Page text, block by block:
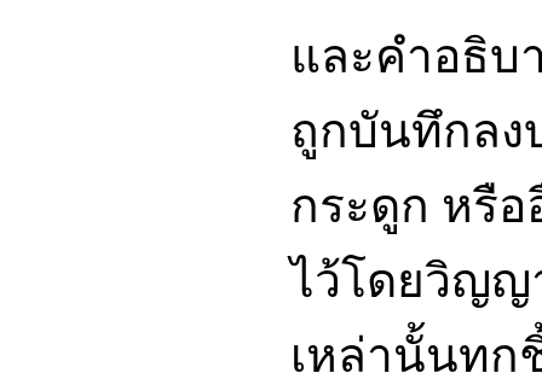
และคำอธิบ
ถูกบันทึกล
กระดูก หรือ
ไว้โดยวิญ
เหล่านั้นทุก